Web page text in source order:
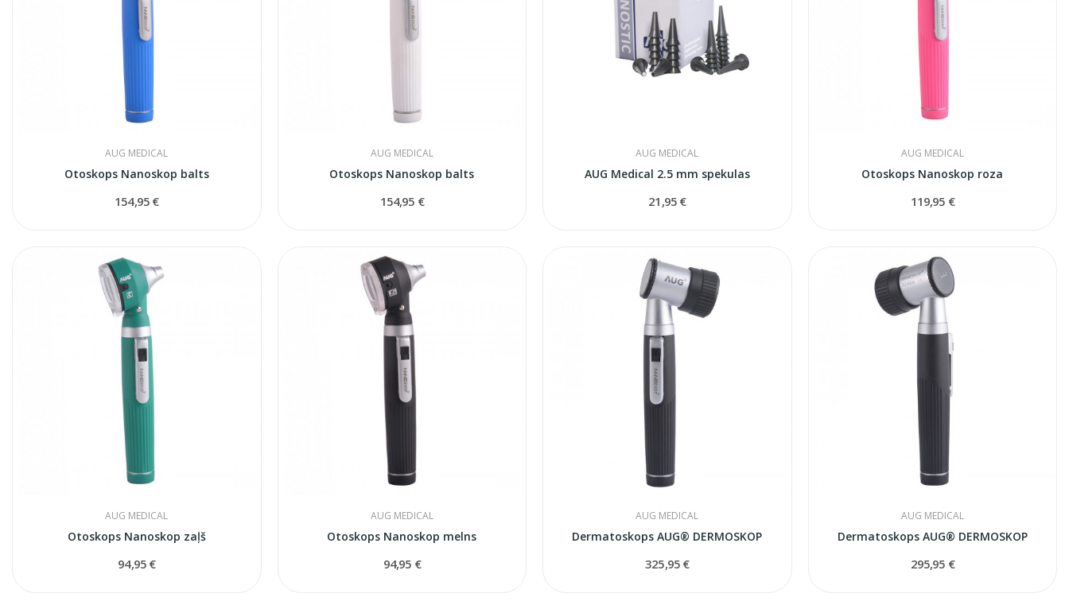
AUG MEDICAL
Otoskops Nanoskop balts
154,95 €
AUG MEDICAL
Otoskops Nanoskop balts
154,95 €
AUG MEDICAL
AUG Medical 2.5 mm spekulas
21,95 €
AUG MEDICAL
Otoskops Nanoskop roza
119,95 €
AUG MEDICAL
Otoskops Nanoskop zaļš
94,95 €
AUG MEDICAL
Otoskops Nanoskop melns
94,95 €
AUG MEDICAL
Dermatoskops AUG® DERMOSKOP
325,95 €
AUG MEDICAL
Dermatoskops AUG® DERMOSKOP
295,95 €